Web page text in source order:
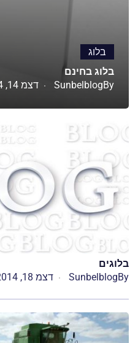
בלוג
בלוג בחינם
By
Sunbelblog דצמ 14, 2014
בלוגים
By
Sunbelblog דצמ 18, 2014